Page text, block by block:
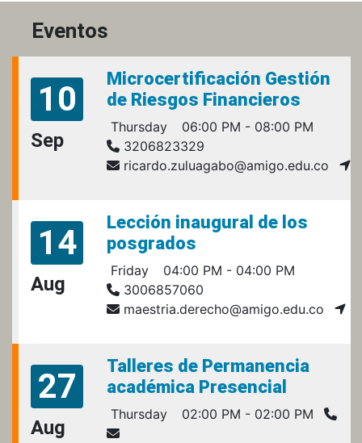
Eventos
10
Sep
Microcertificación Gestión
de Riesgos Financieros
Thursday
06:00 PM - 08:00 PM
3206823329
ricardo.zuluagabo@amigo.edu.co
14
Aug
Lección inaugural de los
posgrados
Friday
04:00 PM - 04:00 PM
3006857060
maestria.derecho@amigo.edu.co
27
Aug
Talleres de Permanencia
académica Presencial
Thursday 02:00 PM - 02:00 PM